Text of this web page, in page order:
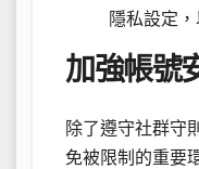
隱私設定
加強帳號
除了遵守社群守
免被限制的重要